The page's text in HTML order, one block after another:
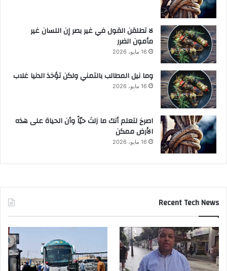
ن
و
م
و
ط
ت
د
خ
ل
ل
ر
ب
لا تطلقن القول في غير بصر إن اللسان غير
مأمون الضرر
16 مايو، 2026
وما نيل المطالب بالتمني ولكن تؤخذ الدنيا غلاب
16 مايو، 2026
‫اصرخ لتعلم أنك ما زلتَ حيّاً وأن الحياة على هذه
الأرض ممكن
16 مايو، 2026
Recent Tech News